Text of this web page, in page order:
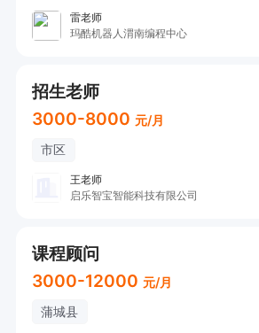
雷老师
玛酷机器人渭南编程中心
招生老师
3000-8000 元/月
市区
王老师
启乐智宝智能科技有限公司
课程顾问
3000-12000 元/月
蒲城县